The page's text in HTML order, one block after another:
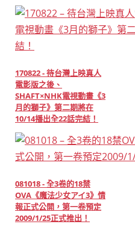
170822 - 待台灣上映真人
電影版之後、
SHAFT×NHK電視動畫《3
月的獅子》第二期將在
10/14播出全22話完結！
081018 - 全3卷的18禁
OVA《魔法少女アイ3》情
報正式公開，第一卷預定
2009/1/25正式推出！